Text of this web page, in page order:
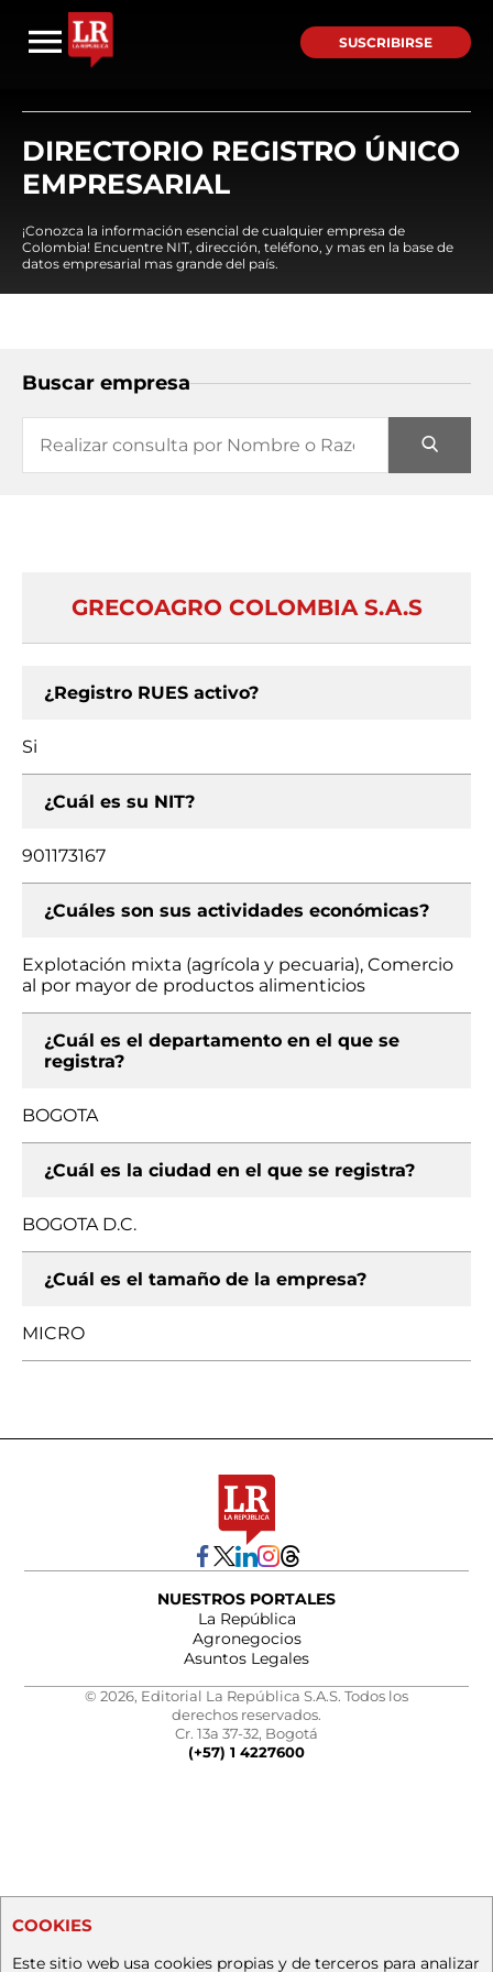
SUSCRIBIRSE
DIRECTORIO REGISTRO ÚNICO
EMPRESARIAL
¡Conozca la información esencial de cualquier empresa de
Colombia! Encuentre NIT, dirección, teléfono, y mas en la base de
datos empresarial mas grande del país.
Buscar empresa
GRECOAGRO COLOMBIA S.A.S
¿Registro RUES activo?
Si
¿Cuál es su NIT?
901173167
¿Cuáles son sus actividades económicas?
Explotación mixta (agrícola y pecuaria), Comercio
al por mayor de productos alimenticios
¿Cuál es el departamento en el que se
registra?
BOGOTA
¿Cuál es la ciudad en el que se registra?
BOGOTA D.C.
¿Cuál es el tamaño de la empresa?
MICRO
NUESTROS PORTALES
La República
Agronegocios
Asuntos Legales
© 2026, Editorial La República S.A.S. Todos los
derechos reservados.
Cr. 13a 37-32, Bogotá
(+57) 1 4227600
COOKIES
Este sitio web usa cookies propias y de terceros para analizar